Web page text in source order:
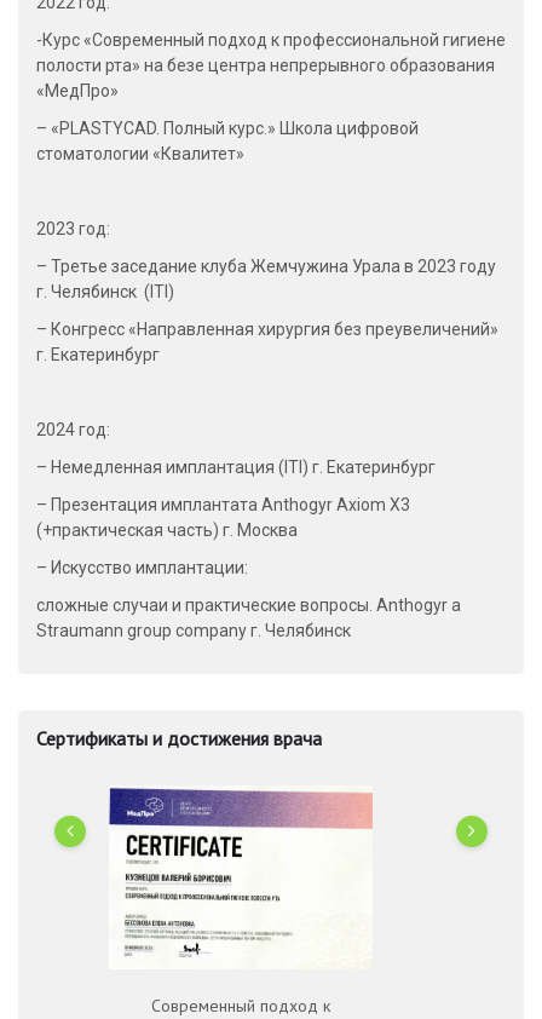
-Курс «Современный подход к профессиональной гигиене
полости рта» на безе центра непрерывного образования
«МедПро»
– «PLASTYCAD. Полный курс.» Школа цифровой
стоматологии «Квалитет»
2023 год:
– Третье заседание клуба Жемчужина Урала в 2023 году
г. Челябинск (ITI)
– Конгресс «Направленная хирургия без преувеличений»
г. Екатеринбург
2024 год:
– Немедленная имплантация (ITI) г. Екатеринбург
– Презентация имплантата Anthogyr Axiom X3
(+практическая часть) г. Москва
– Искусство имплантации:
сложные случаи и практические вопросы. Anthogyr a
Straumann group company г. Челябинск
Сертификаты и достижения врача
Современный подход к